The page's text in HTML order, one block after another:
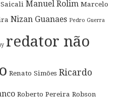
Manuel Rolim Marcelo
Nizan Guanaes Pedro Guerra
redator não
Renato Simões Ricardo
Roberto Pereira Robson